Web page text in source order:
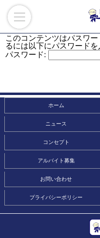
このコンテンツはパスワ
るには以下にパスワードを
パスワード:
ホーム
ニュース
コンセプト
アルバイト募集
お問い合わせ
プライバシーポリシー